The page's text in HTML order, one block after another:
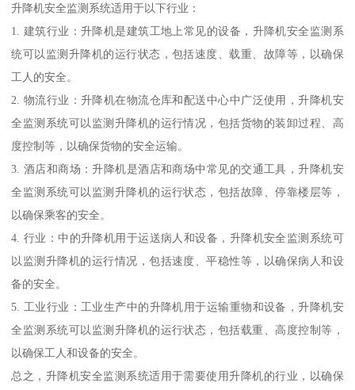
升降机安全监测系统适用于以下行业：
1. 建筑行业：升降机是建筑工地上常见的设备，升降机安全监测系
统可以监测升降机的运行状态，包括速度、载重、故障等，以确保
工人的安全。
2. 物流行业：升降机在物流仓库和配送中心中广泛使用，升降机安
全监测系统可以监测升降机的运行情况，包括货物的装卸过程、高
度控制等，以确保货物的安全运输。
3. 酒店和商场：升降机是酒店和商场中常见的交通工具，升降机安
全监测系统可以监测升降机的运行状态，包括故障、停靠楼层等，
以确保乘客的安全。
4. 行业：中的升降机用于运送病人和设备，升降机安全监测系统可
以监测升降机的运行情况，包括速度、平稳性等，以确保病人和设
备的安全。
5. 工业行业：工业生产中的升降机用于运输重物和设备，升降机安
全监测系统可以监测升降机的运行状态，包括载重、高度控制等，
以确保工人和设备的安全。
总之，升降机安全监测系统适用于需要使用升降机的行业，以确保